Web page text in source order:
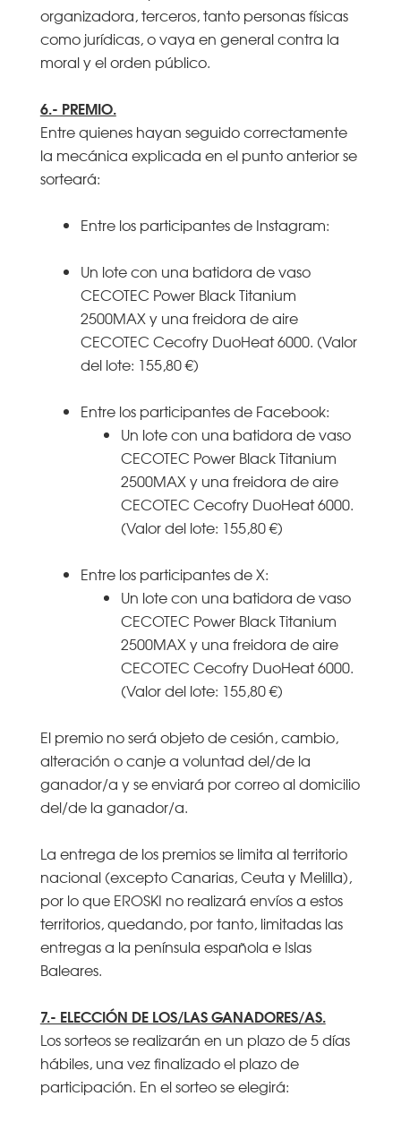
organizadora, terceros, tanto personas físicas
como jurídicas, o vaya en general contra la
moral y el orden público.
6.- PREMIO.
Entre quienes hayan seguido correctamente
la mecánica explicada en el punto anterior se
sorteará:
Entre los participantes de Instagram:
Un lote con una batidora de vaso
CECOTEC Power Black Titanium
2500MAX y una freidora de aire
CECOTEC Cecofry DuoHeat 6000. (Valor
del lote: 155,80 €)
Entre los participantes de Facebook:
Un lote con una batidora de vaso
CECOTEC Power Black Titanium
2500MAX y una freidora de aire
CECOTEC Cecofry DuoHeat 6000.
(Valor del lote: 155,80 €)
Entre los participantes de X:
Un lote con una batidora de vaso
CECOTEC Power Black Titanium
2500MAX y una freidora de aire
CECOTEC Cecofry DuoHeat 6000.
(Valor del lote: 155,80 €)
El premio no será objeto de cesión, cambio,
alteración o canje a voluntad del/de la
ganador/a y se enviará por correo al domicilio
del/de la ganador/a.
La entrega de los premios se limita al territorio
nacional (excepto Canarias, Ceuta y Melilla),
por lo que EROSKI no realizará envíos a estos
territorios, quedando, por tanto, limitadas las
entregas a la península española e Islas
Baleares.
7.- ELECCIÓN DE LOS/LAS GANADORES/AS.
Los sorteos se realizarán en un plazo de 5 días
hábiles, una vez finalizado el plazo de
participación. En el sorteo se elegirá: